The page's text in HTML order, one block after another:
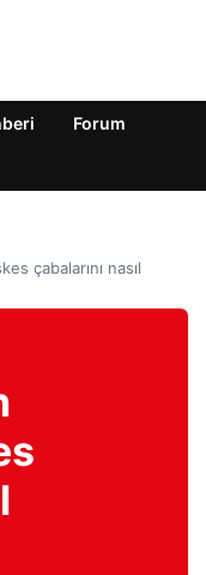
Forum
çabalarını nasıl